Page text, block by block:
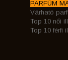
PARFÜM
Várható
Top 10 női
Top 10 férfi